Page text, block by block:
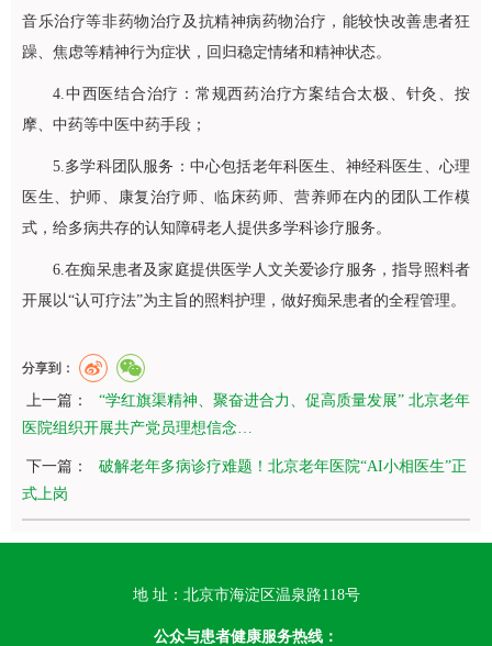
音乐治疗等非药物治疗及抗精神病药物治疗，能较快改善患者狂
躁、焦虑等精神行为症状，回归稳定情绪和精神状态。
4.中西医结合治疗：常规西药治疗方案结合太极、针灸、按
摩、中药等中医中药手段；
5.多学科团队服务：中心包括老年科医生、神经科医生、心理
医生、护师、康复治疗师、临床药师、营养师在内的团队工作模
式，给多病共存的认知障碍老人提供多学科诊疗服务。
6.在痴呆患者及家庭提供医学人文关爱诊疗服务，指导照料者
开展以“认可疗法”为主旨的照料护理，做好痴呆患者的全程管理。
分享到：
上一篇：
“学红旗渠精神、聚奋进合力、促高质量发展” 北京老年
医院组织开展共产党员理想信念…
下一篇：
破解老年多病诊疗难题！北京老年医院“AI小相医生”正
式上岗
地 址：北京市海淀区温泉路118号
公众与患者健康服务热线：